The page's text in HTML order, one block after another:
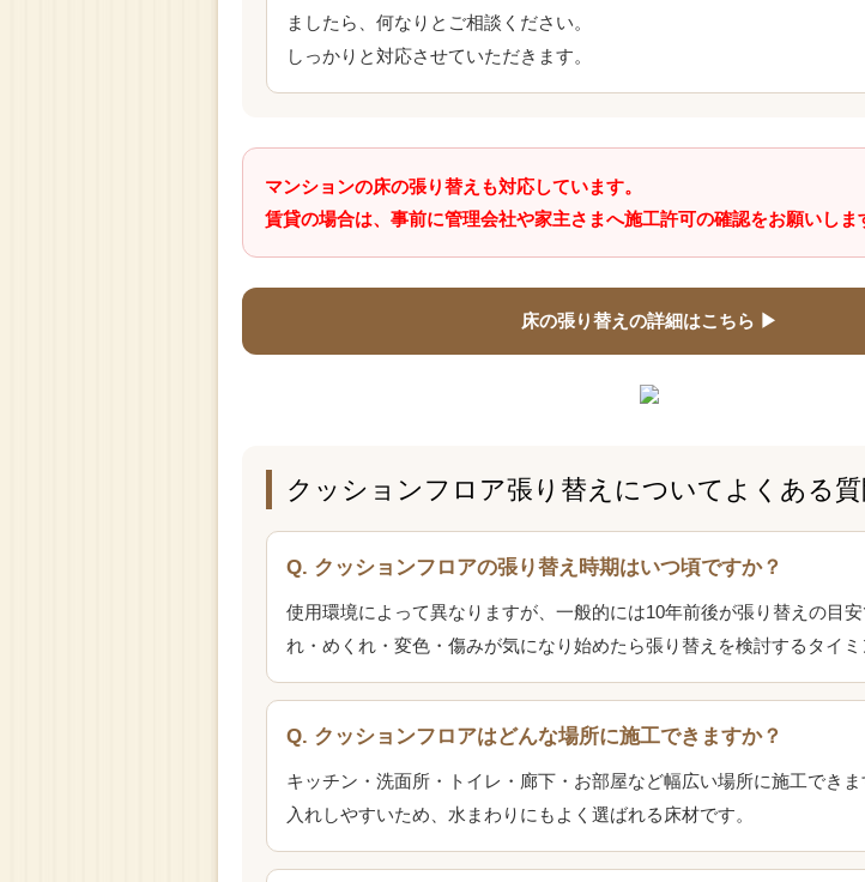
ましたら、何なりとご相談ください。
しっかりと対応させていただきます。
マンションの床の張り替えも対応しています。
賃貸の場合は、事前に管理会社や家主さまへ施工許可の確認をお願いしま
床の張り替えの詳細はこちら ▶
クッションフロア張り替えについてよくある質
Q. クッションフロアの張り替え時期はいつ頃ですか？
使用環境によって異なりますが、一般的には10年前後が張り替えの目
れ・めくれ・変色・傷みが気になり始めたら張り替えを検討するタイミ
Q. クッションフロアはどんな場所に施工できますか？
キッチン・洗面所・トイレ・廊下・お部屋など幅広い場所に施工でき
入れしやすいため、水まわりにもよく選ばれる床材です。